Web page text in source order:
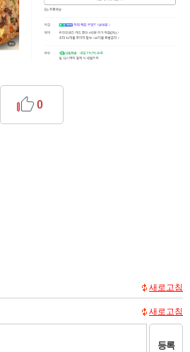
0
새로고침
새로고침
등록